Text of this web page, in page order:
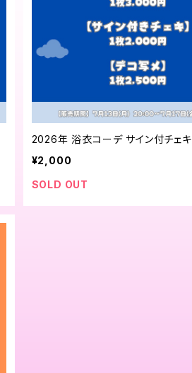
2026年 浴衣コーデ サイン付チェキ
¥2,000
SOLD OUT